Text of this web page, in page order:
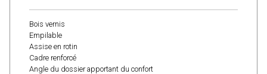
Bois vernis
Empilable
Assise en rotin
Cadre renforcé
Angle du dossier apportant du confort